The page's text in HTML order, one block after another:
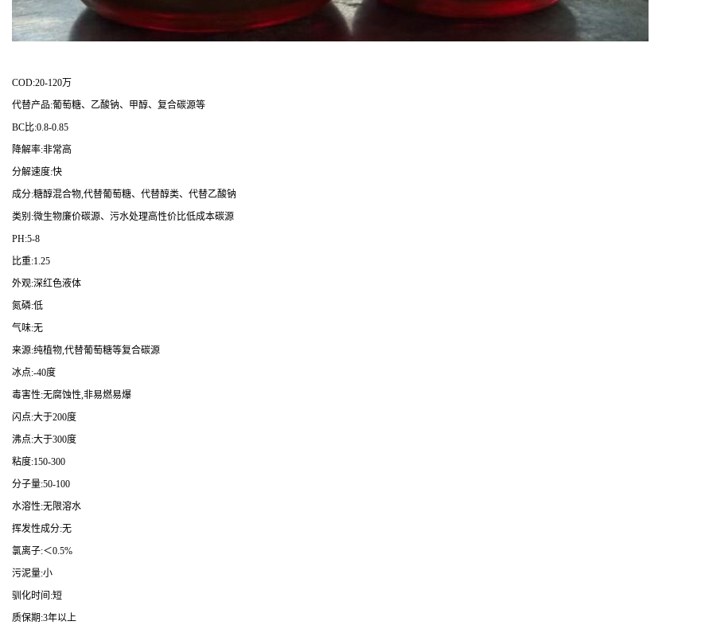
COD:20-120万
代替产品:葡萄糖、乙酸钠、甲醇、复合碳源等
BC比:0.8-0.85
降解率:非常高
分解速度:快
成分:糖醇混合物,代替葡萄糖、代替醇类、代替乙酸钠
类别:微生物廉价碳源、污水处理高性价比低成本碳源
PH:5-8
比重:1.25
外观:深红色液体
氮磷:低
气味:无
来源:纯植物,代替葡萄糖等复合碳源
冰点:-40度
毒害性:无腐蚀性,非易燃易爆
闪点:大于200度
沸点:大于300度
粘度:150-300
分子量:50-100
水溶性:无限溶水
挥发性成分:无
氯离子:＜0.5%
污泥量:小
驯化时间:短
质保期:3年以上